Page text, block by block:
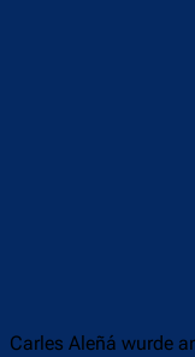
Carles Aleñá wurde